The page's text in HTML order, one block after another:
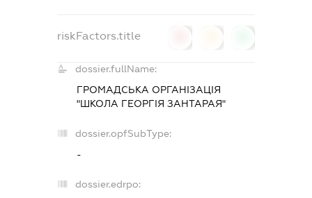
riskFactors.title
dossier.fullName:
ГРОМАДСЬКА ОРГАНІЗАЦІЯ
"ШКОЛА ГЕОРГІЯ ЗАНТАРАЯ"
dossier.opfSubType:
-
dossier.edrpo: